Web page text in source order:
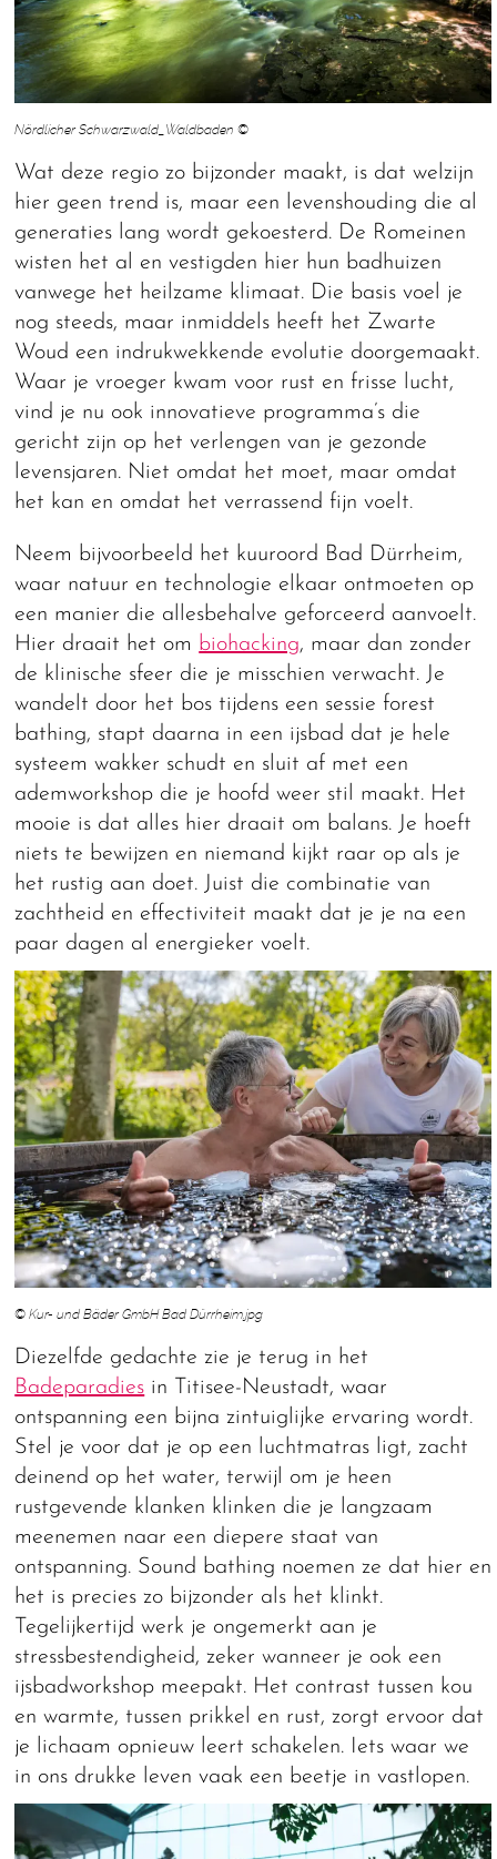
Nördlicher Schwarzwald_Waldbaden ©
Wat deze regio zo bijzonder maakt, is dat welzijn
hier geen trend is, maar een levenshouding die al
generaties lang wordt gekoesterd. De Romeinen
wisten het al en vestigden hier hun badhuizen
vanwege het heilzame klimaat. Die basis voel je
nog steeds, maar inmiddels heeft het Zwarte
Woud een indrukwekkende evolutie doorgemaakt.
Waar je vroeger kwam voor rust en frisse lucht,
vind je nu ook innovatieve programma’s die
gericht zijn op het verlengen van je gezonde
levensjaren. Niet omdat het moet, maar omdat
het kan en omdat het verrassend fijn voelt.
Neem bijvoorbeeld het kuuroord Bad Dürrheim,
waar natuur en technologie elkaar ontmoeten op
een manier die allesbehalve geforceerd aanvoelt.
Hier draait het om biohacking, maar dan zonder
de klinische sfeer die je misschien verwacht. Je
wandelt door het bos tijdens een sessie forest
bathing, stapt daarna in een ijsbad dat je hele
systeem wakker schudt en sluit af met een
ademworkshop die je hoofd weer stil maakt. Het
mooie is dat alles hier draait om balans. Je hoeft
niets te bewijzen en niemand kijkt raar op als je
het rustig aan doet. Juist die combinatie van
zachtheid en effectiviteit maakt dat je je na een
paar dagen al energieker voelt.
© Kur- und Bäder GmbH Bad Dürrheim.jpg
Diezelfde gedachte zie je terug in het
Badeparadies in Titisee-Neustadt, waar
ontspanning een bijna zintuiglijke ervaring wordt.
Stel je voor dat je op een luchtmatras ligt, zacht
deinend op het water, terwijl om je heen
rustgevende klanken klinken die je langzaam
meenemen naar een diepere staat van
ontspanning. Sound bathing noemen ze dat hier en
het is precies zo bijzonder als het klinkt.
Tegelijkertijd werk je ongemerkt aan je
stressbestendigheid, zeker wanneer je ook een
ijsbadworkshop meepakt. Het contrast tussen kou
en warmte, tussen prikkel en rust, zorgt ervoor dat
je lichaam opnieuw leert schakelen. Iets waar we
in ons drukke leven vaak een beetje in vastlopen.